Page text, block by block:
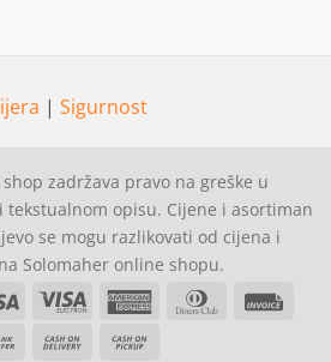
| Sigurnost
zadržava pravo na greške u
tekstualnom opisu. Cijene i asortiman
se mogu razlikovati od cijena i
Solomaher online shopu.
Visa
Visa
American Dinners
Bank
Cash